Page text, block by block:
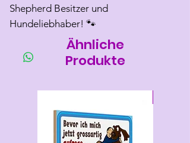
Shepherd Besitzer und
Hundeliebhaber! 🐾
Ähnliche
Produkte